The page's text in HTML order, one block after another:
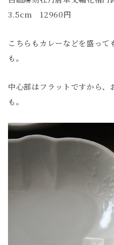
3.5cm 12960円
こちらもカレーなどを盛っ
も。
中心部はフラットですから
も。